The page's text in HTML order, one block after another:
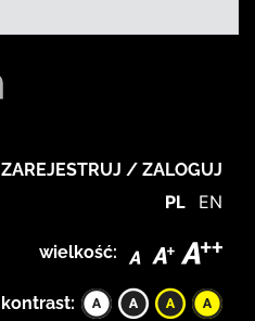
ZAREJESTRUJ / ZALOGUJ
PL EN
wielkość:
kontrast: